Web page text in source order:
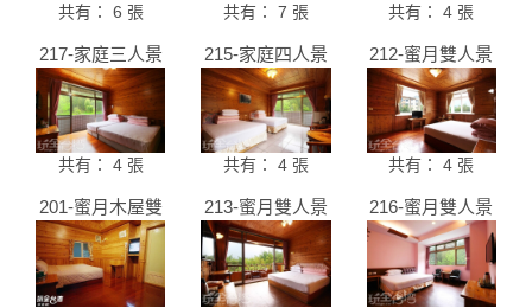
共有： 6 張 共有： 7 張 共有： 4 張
217-家庭三人景
觀套房
共有： 4 張
215-家庭四人景
觀套房
共有： 4 張
212-蜜月雙人景
觀套房
共有： 4 張
201-蜜月木屋雙
人套房
213-蜜月雙人景
觀套房
216-蜜月雙人景
觀套房